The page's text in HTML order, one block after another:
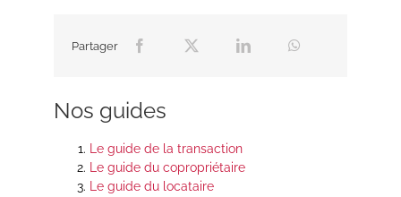
Partager
Nos guides
Le guide de la transaction
Le guide du copropriétaire
Le guide du locataire